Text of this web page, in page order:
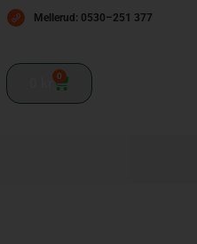
Mellerud: 0530–251 377
kr 0